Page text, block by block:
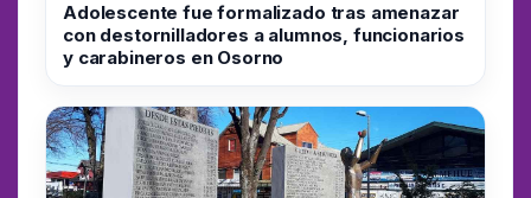
Adolescente fue formalizado tras amenazar
con destornilladores a alumnos, funcionarios
y carabineros en Osorno